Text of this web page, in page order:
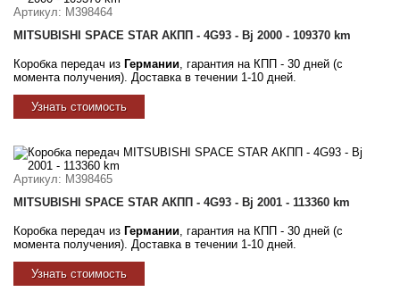
Артикул: M398464
MITSUBISHI SPACE STAR АКПП - 4G93 - Bj 2000 - 109370 km
Коробка передач из Германии , гарантия на КПП - 30 дней (с
момента получения). Доставка в течении 1-10 дней.
Узнать стоимость
Артикул: M398465
MITSUBISHI SPACE STAR АКПП - 4G93 - Bj 2001 - 113360 km
Коробка передач из Германии , гарантия на КПП - 30 дней (с
момента получения). Доставка в течении 1-10 дней.
Узнать стоимость